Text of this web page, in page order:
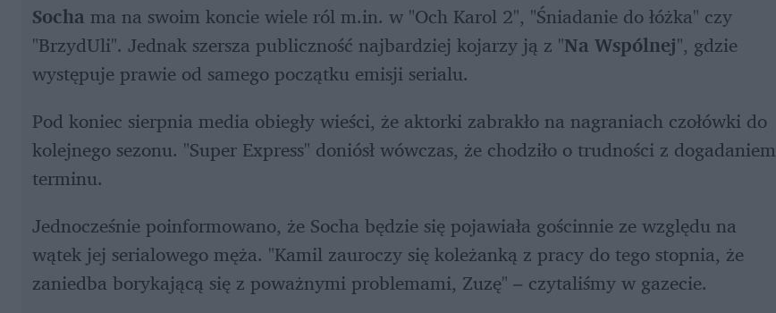
Socha ma na swoim koncie wiele ról m.in. w "Och Karol 2", "Śniadanie do łóżka" czy
"BrzydUli". Jednak szersza publiczność najbardziej kojarzy ją z "Na Wspólnej", gdzie
występuje prawie od samego początku emisji serialu.
Pod koniec sierpnia media obiegły wieści, że aktorki zabrakło na nagraniach czołówki do
kolejnego sezonu. "Super Express" doniósł wówczas, że chodziło o trudności z dogadaniem
terminu.
Jednocześnie poinformowano, że Socha będzie się pojawiała gościnnie ze względu na
wątek jej serialowego męża. "Kamil zauroczy się koleżanką z pracy do tego stopnia, że
zaniedba borykającą się z poważnymi problemami, Zuzę" – czytaliśmy w gazecie.